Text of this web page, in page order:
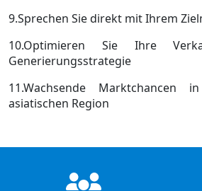
9.Sprechen Sie direkt mit Ihrem
10.Optimieren Sie Ihre
Generierungsstrategie
11.Wachsende Marktchancen
asiatischen Region